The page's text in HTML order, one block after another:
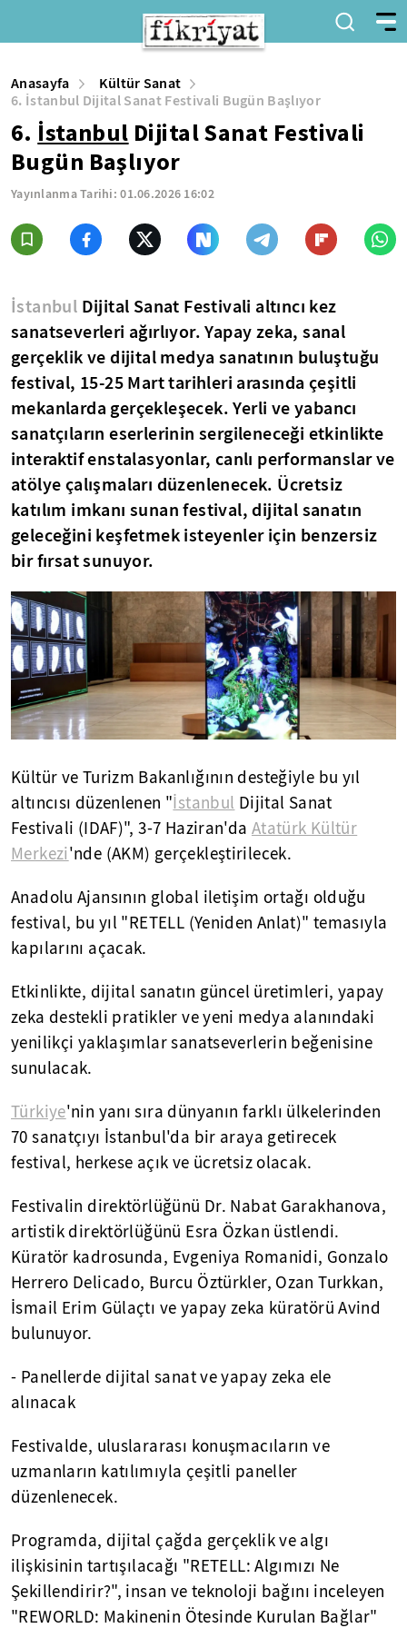
Anasayfa
Kültür Sanat
6. İstanbul Dijital Sanat Festivali Bugün Başlıyor
6. İstanbul Dijital Sanat Festivali
Bugün Başlıyor
Yayınlanma Tarihi:01.06.2026 16:02
İstanbul Dijital Sanat Festivali altıncı kez
sanatseverleri ağırlıyor. Yapay zeka, sanal
gerçeklik ve dijital medya sanatının buluştuğu
festival, 15-25 Mart tarihleri arasında çeşitli
mekanlarda gerçekleşecek. Yerli ve yabancı
sanatçıların eserlerinin sergileneceği etkinlikte
interaktif enstalasyonlar, canlı performanslar ve
atölye çalışmaları düzenlenecek. Ücretsiz
katılım imkanı sunan festival, dijital sanatın
geleceğini keşfetmek isteyenler için benzersiz
bir fırsat sunuyor.
Kültür ve Turizm Bakanlığının desteğiyle bu yıl
altıncısı düzenlenen "İstanbul Dijital Sanat
Festivali (IDAF)", 3-7 Haziran'da Atatürk Kültür
Merkezi'nde (AKM) gerçekleştirilecek.
Anadolu Ajansının global iletişim ortağı olduğu
festival, bu yıl "RETELL (Yeniden Anlat)" temasıyla
kapılarını açacak.
Etkinlikte, dijital sanatın güncel üretimleri, yapay
zeka destekli pratikler ve yeni medya alanındaki
yenilikçi yaklaşımlar sanatseverlerin beğenisine
sunulacak.
Türkiye'nin yanı sıra dünyanın farklı ülkelerinden
70 sanatçıyı İstanbul'da bir araya getirecek
festival, herkese açık ve ücretsiz olacak.
Festivalin direktörlüğünü Dr. Nabat Garakhanova,
artistik direktörlüğünü Esra Özkan üstlendi.
Küratör kadrosunda, Evgeniya Romanidi, Gonzalo
Herrero Delicado, Burcu Öztürkler, Ozan Turkkan,
İsmail Erim Gülaçtı ve yapay zeka küratörü Avind
bulunuyor.
- Panellerde dijital sanat ve yapay zeka ele
alınacak
Festivalde, uluslararası konuşmacıların ve
uzmanların katılımıyla çeşitli paneller
düzenlenecek.
Programda, dijital çağda gerçeklik ve algı
ilişkisinin tartışılacağı "RETELL: Algımızı Ne
Şekillendirir?", insan ve teknoloji bağını inceleyen
"REWORLD: Makinenin Ötesinde Kurulan Bağlar"